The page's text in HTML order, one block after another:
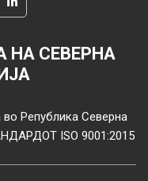
НА СЕВЕРНА
Република Северна
ISO 9001:2015